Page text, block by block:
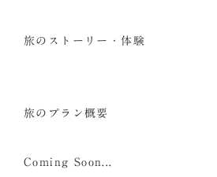
旅のストーリー・体験
旅のプラン概要
Coming Soon...